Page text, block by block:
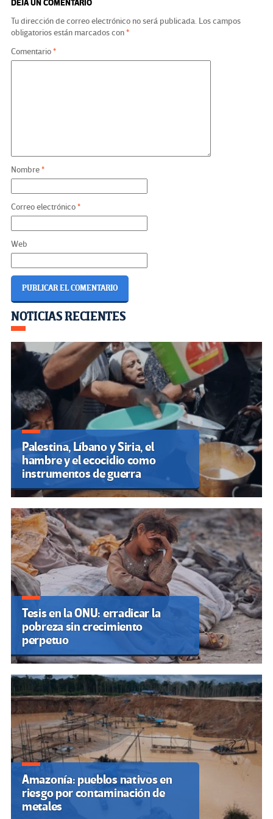
DEJA UN COMENTARIO
Tu dirección de correo electrónico no será publicada. Los campos
obligatorios están marcados con*
Comentario*
Nombre*
Correo electrónico*
Web
Navegación
de
entradas
NOTICIAS RECIENTES
Palestina, Líbano y Siria, el
hambre y el ecocidio como
instrumentos de guerra
Tesis en la ONU: erradicar la
pobreza sin crecimiento
perpetuo
Amazonía: pueblos nativos en
riesgo por contaminación de
metales